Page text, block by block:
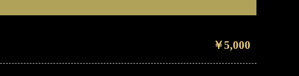
￥5,000